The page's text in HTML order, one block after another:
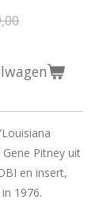
Gene Pitney uit
en insert,
1976.